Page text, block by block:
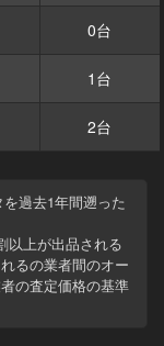
0台
1台
2台
を過去1年間遡った
以上が出品される
るの業者間のオー
の査定価格の基準